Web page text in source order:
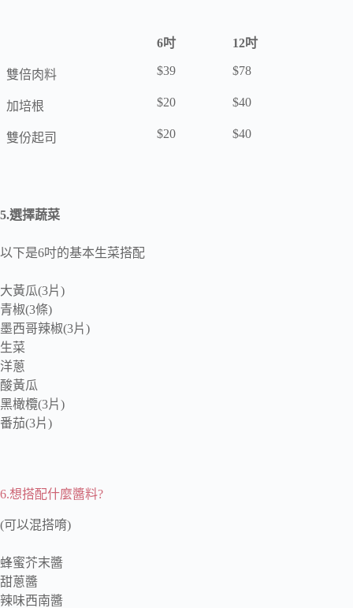
6吋 12吋
雙倍肉料 $39 $78
加培根 $20 $40
雙份起司 $20 $40
5.選擇蔬菜
以下是6吋的基本生菜搭配
大黃瓜(3片)
青椒(3條)
墨西哥辣椒(3片)
生菜
洋蔥
酸黃瓜
黑橄欖(3片)
番茄(3片)
6.想搭配什麼醬料?
(可以混搭唷)
蜂蜜芥末醬
甜蔥醬
辣味西南醬